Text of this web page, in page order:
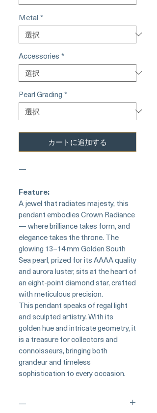
Metal *
Accessories *
Pearl Grading *
カートに追加する
—
Feature:
A jewel that radiates majesty, this
pendant embodies Crown Radiance
— where brilliance takes form, and
elegance takes the throne. The
glowing 13–14 mm Golden South
Sea pearl, prized for its AAAA quality
and aurora luster, sits at the heart of
an eight-point diamond star, crafted
with meticulous precision.
This pendant speaks of regal light
and sculpted artistry. With its
golden hue and intricate geometry, it
is a treasure for collectors and
connoisseurs, bringing both
grandeur and timeless
sophistication to every occasion.
—